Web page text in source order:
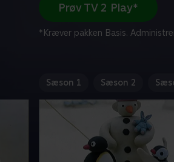
Prøv TV 2 Play*
*Kræver pakken Basis.
Sæson 1 Sæson 2